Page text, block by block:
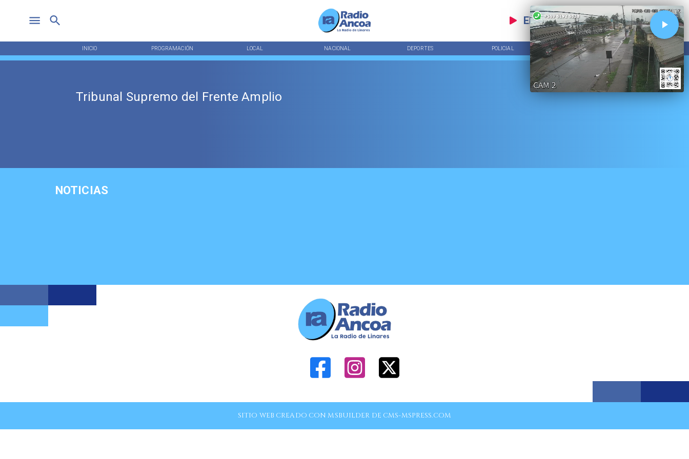
EN VIVO
INICIO PROGRAMACIÓN LOCAL NACIONAL DEPORTES POLICIAL TENDENCIAS
Tribunal Supremo del Frente Amplio
NOTICIAS
SITIO WEB CREADO CON MSBUILDER DE CMS-MSPRESS.COM